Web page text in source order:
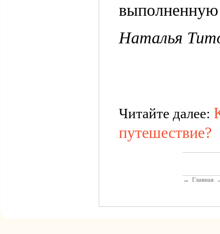
выполненную
Наталья
Читайте далее:
путешествие?
→ Главная